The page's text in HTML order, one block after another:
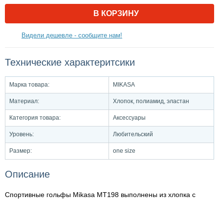
В КОРЗИНУ
Видели дешевле - сообщите нам!
Технические характеритсики
Марка товара: MIKASA
Материал: Хлопок, полиамид, эластан
Категория товара: Аксессуары
Уровень: Любительский
Размер: one size
Описание
Спортивные гольфы Mikasa MT198 выполнены из хлопка с